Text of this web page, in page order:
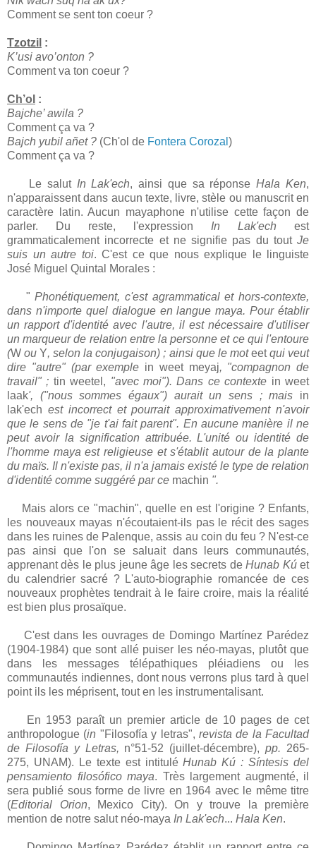
Comment se sent ton coeur ?
Tzotzil :
K’usi avo’onton ?
Comment va ton coeur ?
Ch’ol :
Bajche’ awila ?
Comment ça va ?
Bajch yubil añet ? (Ch'ol de Fontera Corozal )
Comment ça va ?
Le salut In Lak'ech, ainsi que sa réponseHala Ken,
n'apparaissent dans aucun texte, livre, stèle ou manuscrit en
caractère latin. Aucun mayaphone n'utilise cette façon de
parler. Du reste, l'expression In Lak'ech est
grammaticalement incorrecte et ne signifie pas du tout Je
suis un autre toi. C'est ce que nous explique le linguiste
José Miguel Quintal Morales :
" Phonétiquement, c'est agrammatical et hors-contexte,
dans n'importe quel dialogue en langue maya. Pour établir
un rapport d'identité avec l'autre, il est nécessaire d'utiliser
un marqueur de relation entre la personne et ce qui l'entoure
(W ouY, selon la conjugaison) ; ainsi que le moteetqui veut
dire "autre" (par exemple in weet meyaj, "compagnon de
travail" ; tin weetel, "avec moi"). Dans ce contexte in weet
laak', ("nous sommes égaux") aurait un sens ; mais in
lak'ech est incorrect et pourrait approximativement n'avoir
que le sens de "je t'ai fait parent". En aucune manière il ne
peut avoir la signification attribuée. L'unité ou identité de
l'homme maya est religieuse et s'établit autour de la plante
du maïs. Il n'existe pas, il n'a jamais existé le type de relation
d'identité comme suggéré par ce machin ".
Mais alors ce "machin", quelle en est l'origine ? Enfants,
les nouveaux mayas n'écoutaient-ils pas le récit des sages
dans les ruines de Palenque, assis au coin du feu ? N'est-ce
pas ainsi que l'on se saluait dans leurs communautés,
apprenant dès le plus jeune âge les secrets deHunab Kúet
du calendrier sacré ? L'auto-biographie romancée de ces
nouveaux prophètes tendrait à le faire croire, mais la réalité
est bien plus prosaïque.
C'est dans les ouvrages de Domingo Martínez Parédez
(1904-1984) que sont allé puiser les néo-mayas, plutôt que
dans les messages télépathiques pléiadiens ou les
communautés indiennes, dont nous verrons plus tard à quel
point ils les méprisent, tout en les instrumentalisant.
En 1953 paraît un premier article de 10 pages de cet
anthropologue (in "Filosofía y letras", revista de la Facultad
de Filosofía y Letras, n°51-52 (juillet-décembre),pp. 265-
275, UNAM). Le texte est intituléHunab Kú : Síntesis del
pensamiento filosófico maya. Très largement augmenté, il
sera publié sous forme de livre en 1964 avec le même titre
(Editorial Orion, Mexico City). On y trouve la première
mention de notre salut néo-maya In Lak'ech... Hala Ken.